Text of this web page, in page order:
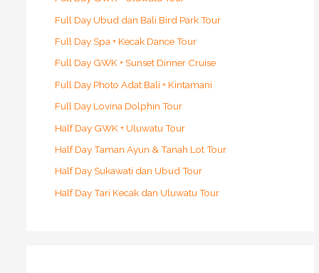
Full Day Ubud dan Bali Bird Park Tour
Full Day Spa + Kecak Dance Tour
Full Day GWK + Sunset Dinner Cruise
Full Day Photo Adat Bali + Kintamani
Full Day Lovina Dolphin Tour
Half Day GWK + Uluwatu Tour
Half Day Taman Ayun & Tanah Lot Tour
Half Day Sukawati dan Ubud Tour
Half Day Tari Kecak dan Uluwatu Tour